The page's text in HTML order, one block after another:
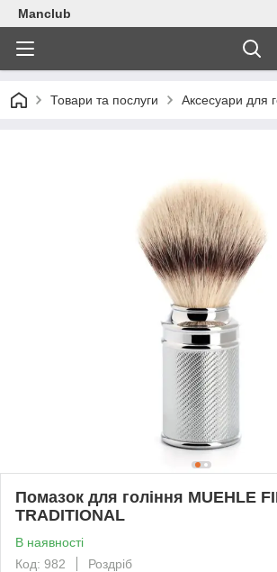
Manclub
Товари та послуги Аксесуари для
Помазок для гоління MUEHLE
TRADITIONAL
В наявності
Код: 982
Роздріб